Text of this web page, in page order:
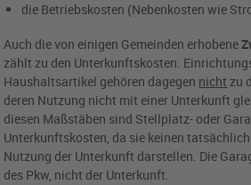
die Betriebskosten (Nebenkosten wie
Auch die von einigen Gemeinden erhobene
zählt zu den Unterkunftskosten.
Haushaltsartikel gehören dagegen nicht zu
deren Nutzung nicht mit einer Unterkunft
diesen Maßstäben sind Stellplatz- oder
Unterkunftskosten, da sie keinen
Nutzung der Unterkunft darstellen. Die
des Pkw, nicht der Unterkunft.